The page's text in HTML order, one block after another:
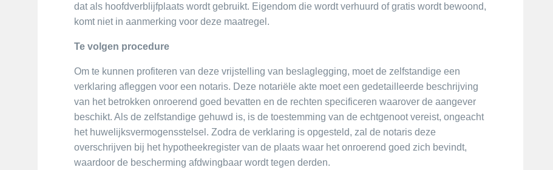
dat als hoofdverblijfplaats wordt gebruikt. Eigendom die wordt verhuurd of gratis wordt bewoond,
komt niet in aanmerking voor deze maatregel.
Te volgen procedure
Om te kunnen profiteren van deze vrijstelling van beslaglegging, moet de zelfstandige een
verklaring afleggen voor een notaris. Deze notariële akte moet een gedetailleerde beschrijving
van het betrokken onroerend goed bevatten en de rechten specificeren waarover de aangever
beschikt. Als de zelfstandige gehuwd is, is de toestemming van de echtgenoot vereist, ongeacht
het huwelijksvermogensstelsel. Zodra de verklaring is opgesteld, zal de notaris deze
overschrijven bij het hypotheekregister van de plaats waar het onroerend goed zich bevindt,
waardoor de bescherming afdwingbaar wordt tegen derden.